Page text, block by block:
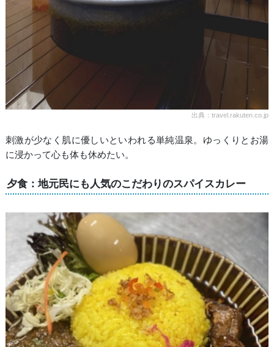
出典：travel.rakuten.co.jp
刺激が少なく肌に優しいといわれる単純温泉。ゆっくりとお湯
に浸かって心も体も休めたい。
夕食：地元民にも人気のこだわりのスパイスカレー